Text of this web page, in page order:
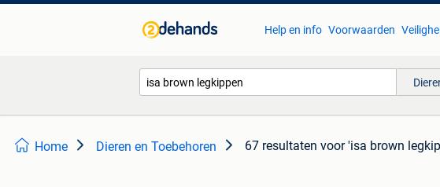
Help en info Voorwaarden
Home Dieren en Toebehoren 67 resultaten voor 'isa brown